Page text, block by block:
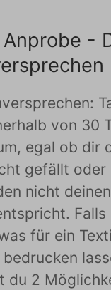
-
von 30
egal ob dir
gefällt oder
nicht deinen
Falls
für ein
du 2